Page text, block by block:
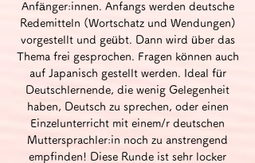
Anfänger:innen. Anfangs werden deutsche
Redemitteln (Wortschatz und Wendungen)
vorgestellt und geübt. Dann wird über das
Thema frei gesprochen. Fragen können auch
auf Japanisch gestellt werden. Ideal für
Deutschlernende, die wenig Gelegenheit
haben, Deutsch zu sprechen, oder einen
Einzelunterricht mit einem/r deutschen
Muttersprachler:in noch zu anstrengend
empfinden! Diese Runde ist sehr locker